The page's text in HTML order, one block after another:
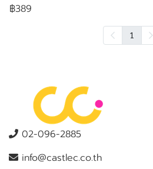
฿389
1
02-096-2885
info@castlec.co.th